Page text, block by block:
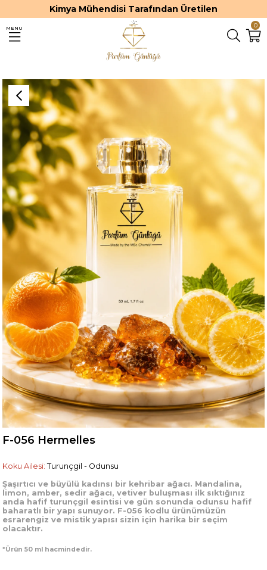
Kimya Mühendisi Tarafından Üretilen
0
MENU
F-056 Hermelles
Koku Ailesi: Turunçgil - Odunsu
Şaşırtıcı ve büyülü kadınsı bir kehribar ağacı. Mandalina,
limon, amber, sedir ağacı, vetiver buluşması ilk sıktığınız
anda hafif turunçgil esintisi ve gün sonunda odunsu hafif
baharatlı bir yapı sunuyor. F-056 kodlu ürünümüzün
esrarengiz ve mistik yapısı sizin için harika bir seçim
olacaktır.
*Ürün 50 ml hacmindedir.